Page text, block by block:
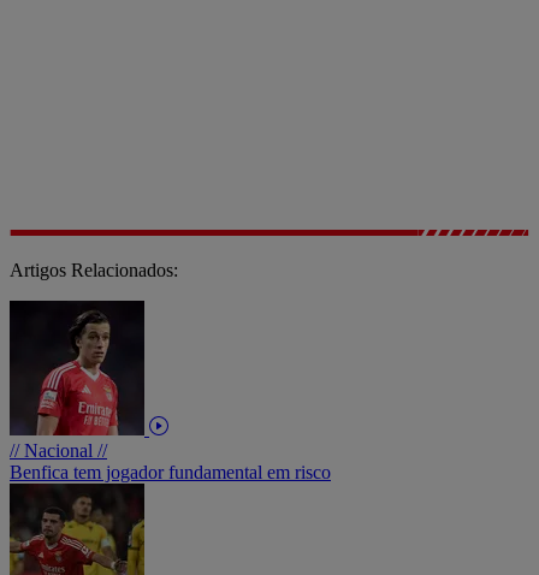
Artigos Relacionados:
// Nacional //
Benfica tem jogador fundamental em risco